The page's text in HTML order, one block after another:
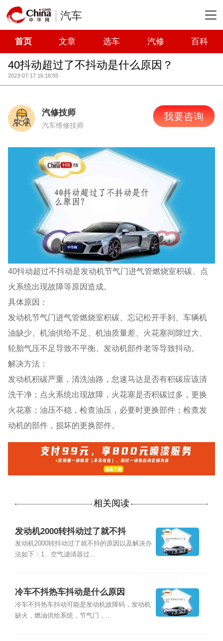
汽车
首页 文章 选车 汽修 百科
40抖动超过了不抖动是什么原因？
2023-07-17 16:18:55
汽修技师
汽车维修技师
我要咨询
40抖动超过不抖动是发动机节气门进气管燃烧室积碳、点
火系统出现故障等原因造成。
具体原因：
发动机节气门进气管燃烧室积碳、忘记松开手刹、车辆机
油缺少、机油供给不足、机油质量差、火花塞间隙过大、
轮胎气压不足导致不平衡、发动机部件老等导致抖动。
解决方法：
发动机积碳严重，清洗油路，怠速马达是否有积碳应该清
洗干净；点火系统出现故障，火花塞是否积碳过多，更换
火花塞；油压不稳，检查油压，必要时更换部件；检查发
动机的部件，损坏的更换部件。
相关阅读
发动机2000转抖动过了就不抖
发动机2000转抖动过了就不抖的原因以及解决办
法如下：1、空气滤清器过...
冷车不抖热车抖动是什么原因
冷车不抖热车抖动可能是发动机故障码，发动机
缺火，燃油供给系统，节气门，...